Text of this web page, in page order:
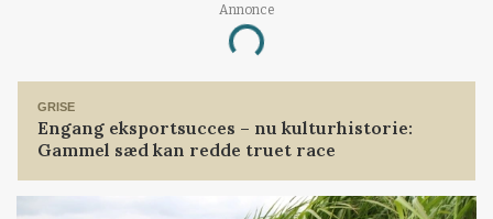
Annonce
Loading...
GRISE
Engang eksportsucces – nu kulturhistorie:
Gammel sæd kan redde truet race